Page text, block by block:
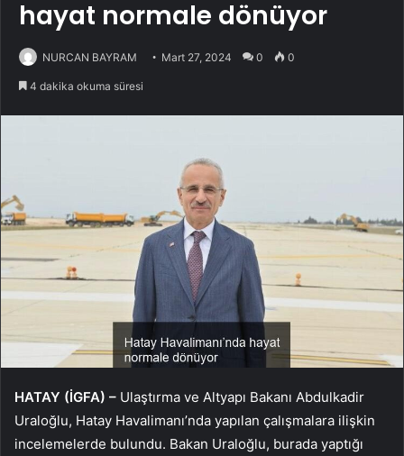
hayat normale dönüyor
NURCAN BAYRAM Mart 27, 2024 0 0
4 dakika okuma süresi
HATAY (İGFA) – Ulaştırma ve Altyapı Bakanı Abdulkadir
Uraloğlu, Hatay Havalimanı’nda yapılan çalışmalara ilişkin
incelemelerde bulundu. Bakan Uraloğlu, burada yaptığı